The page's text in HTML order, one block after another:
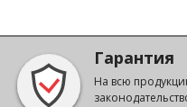
Гарантия
На всю